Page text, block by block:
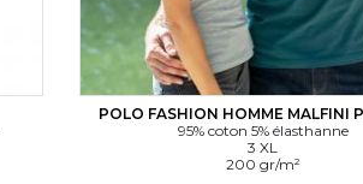
POLO FASHION HOMME MALFINI
95% coton 5% élasthanne
3 XL
200 gr/m²